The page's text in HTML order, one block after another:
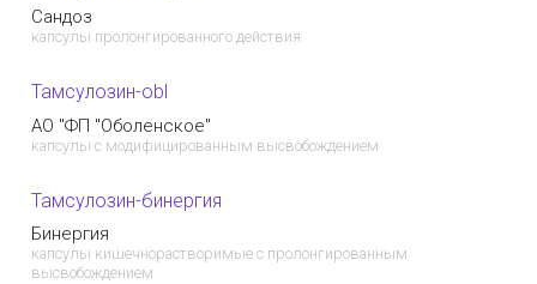
Сандоз
капсулы пролонгированного действия
Тамсулозин-obl
AO "ФП "Оболенское"
капсулы с модифицированным высвобождением
Тамсулозин-бинергия
Бинергия
капсулы кишечнорастворимые с пролонгированным
высвобождением